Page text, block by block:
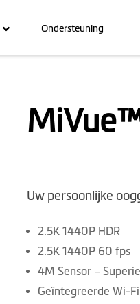
Ondersteuning
Uw persoonlijke
2.5K 1440P HDR
2.5K 1440P 60 fps
4M Sensor –
Geïntegreerde Wi-Fi